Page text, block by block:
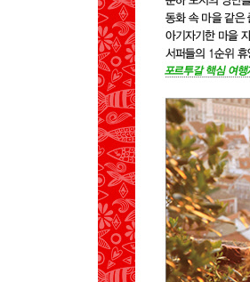
SLEEP
03 아베이루&코스타 노바
PREVIEW
GET AROUND
MAP
SEE
EAT
포르투갈 소도시